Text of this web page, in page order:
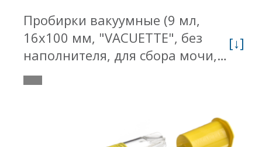
Пробирки вакуумные (9 мл,
16х100 мм, "VACUETTE", без
наполнителя, для сбора мочи,
без резьбы, в комплекте с
держателем для переноса
[↓]